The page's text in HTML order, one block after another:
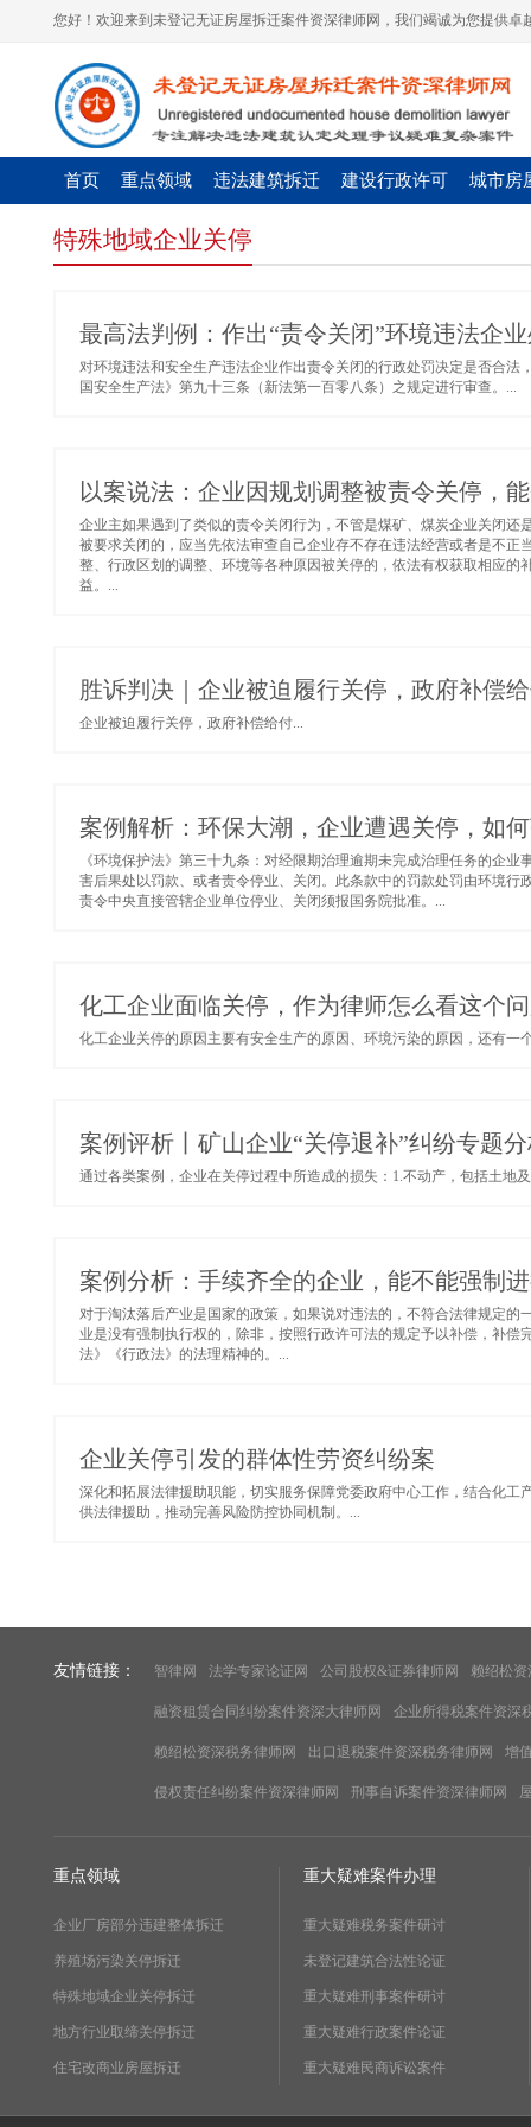
您好！欢迎来到未登记无证房屋拆迁案件资深律师网，我们竭诚为您提供卓
首页 重点领域 违法建筑拆迁 建设行政许可 城市房
特殊地域企业关停
最高法判例：作出“责令关闭”环境违法企
对环境违法和安全生产违法企业作出责令关闭的行政处罚决定是否合
国安全生产法》第九十三条（新法第一百零八条）之规定进行审查。...
以案说法：企业因规划调整被责令关停，
企业主如果遇到了类似的责令关闭行为，不管是煤矿、煤炭企业关闭
被要求关闭的，应当先依法审查自己企业存不存在违法经营或者是不
整、行政区划的调整、环境等各种原因被关停的，依法有权获取相应
益。...
胜诉判决｜企业被迫履行关停，政府补偿
企业被迫履行关停，政府补偿给付...
案例解析：环保大潮，企业遭遇关停，如
《环境保护法》第三十九条：对经限期治理逾期未完成治理任务的企
害后果处以罚款、或者责令停业、关闭。此条款中的罚款处罚由环境
责令中央直接管辖企业单位停业、关闭须报国务院批准。...
化工企业面临关停，作为律师怎么看这个
化工企业关停的原因主要有安全生产的原因、环境污染的原因，还有一
案例评析丨矿山企业“关停退补”纠纷专题
通过各类案例，企业在关停过程中所造成的损失：1.不动产，包括土地
案例分析：手续齐全的企业，能不能强制
对于淘汰落后产业是国家的政策，如果说对违法的，不符合法律规定
业是没有强制执行权的，除非，按照行政许可法的规定予以补偿，补
法》《行政法》的法理精神的。...
企业关停引发的群体性劳资纠纷案
深化和拓展法律援助职能，切实服务保障党委政府中心工作，结合化
供法律援助，推动完善风险防控协同机制。...
友情链接： 智律网 法学专家论证网 公司股权&证券律师网 赖绍松资
融资租赁合同纠纷案件资深大律师网 企业所得税案件资深
赖绍松资深税务律师网 出口退税案件资深税务律师网 增
侵权责任纠纷案件资深律师网 刑事自诉案件资深律师网
重点领域
企业厂房部分违建整体拆迁
养殖场污染关停拆迁
特殊地域企业关停拆迁
地方行业取缔关停拆迁
住宅改商业房屋拆迁
重大疑难案件办理
重大疑难税务案件研讨
未登记建筑合法性论证
重大疑难刑事案件研讨
重大疑难行政案件论证
重大疑难民商诉讼案件